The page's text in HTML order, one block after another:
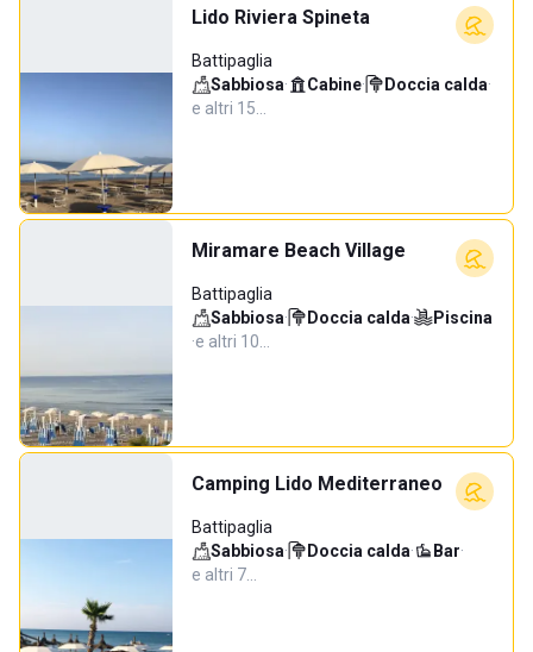
Lido Riviera Spineta
Battipaglia
Sabbiosa· Cabine· Doccia calda·
e altri 15…
Miramare Beach Village
Battipaglia
Sabbiosa· Doccia calda·
Piscina
·e altri 10…
Camping Lido Mediterraneo
Battipaglia
Sabbiosa· Doccia calda· Bar·
e altri 7…